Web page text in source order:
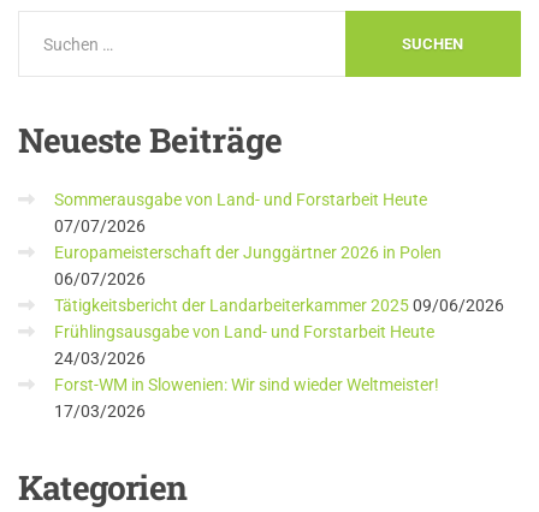
NeuesteBeiträge
Sommerausgabe von Land- und Forstarbeit Heute
07/07/2026
Europameisterschaft der Junggärtner 2026 in Polen
06/07/2026
Tätigkeitsbericht der Landarbeiterkammer 202509/06/2026
Frühlingsausgabe von Land- und Forstarbeit Heute
24/03/2026
Forst-WM in Slowenien: Wir sind wieder Weltmeister!
17/03/2026
Kategorien